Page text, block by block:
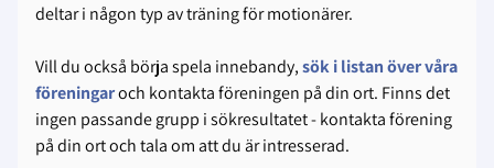
deltar i någon typ av träning för motionärer.
Vill du också börja spela innebandy,sök i listan över våra
föreningaroch kontakta föreningen på din ort. Finns det
ingen passande grupp i sökresultatet - kontakta förening
på din ort och tala om att du är intresserad.